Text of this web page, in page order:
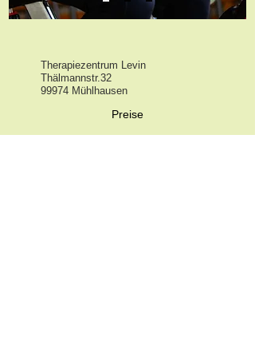
Therapiezentrum Levin
Thälmannstr.32
99974 Mühlhausen
Preise